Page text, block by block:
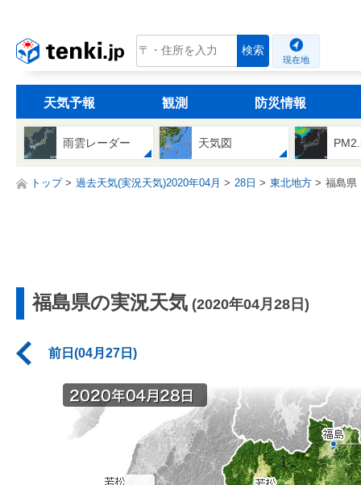
tenki.jp 検索
現在地
天気予報 観測 防災情報
雨雲レーダー 天気図
トップ 過去天気(実況天気)2020年04月 28日 東北地方 福島県
福島県の実況天気 (2020年04月28日)
前日(04月27日)